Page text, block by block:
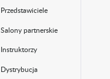
Przedstawiciele
Salony partnerskie
Instruktorzy
Dystrybucja